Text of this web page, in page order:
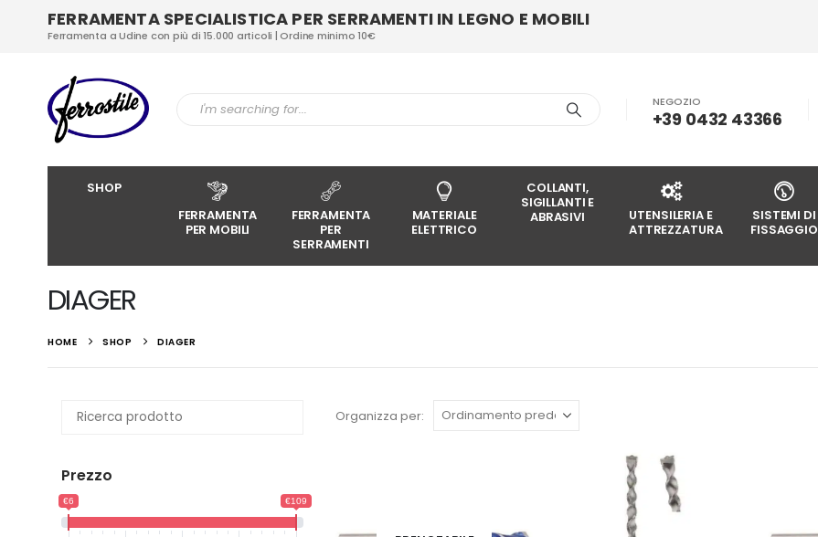
FERRAMENTA SPECIALISTICA PER SERRAMENTI IN LEGNO E MOBILI
Ferramenta a Udine con più di 15.000 articoli | Ordine minimo 10€
NEGOZIO
+39 0432 43366
SHOP
FERRAMENTA
PER MOBILI
FERRAMENTA
PER
SERRAMENTI
MATERIALE
ELETTRICO
COLLANTI,
SIGILLANTI E
ABRASIVI
UTENSILERIA E
ATTREZZATURA
SISTEMI DI
FISSAGGIO
DIAGER
HOME SHOP DIAGER
Organizza per:
Prezzo
€6 €109